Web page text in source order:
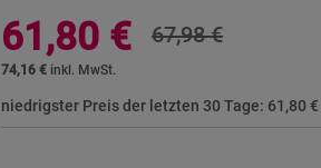
Sonderangebot
74,16 €
61,80 € 67,98 €
niedrigster Preis der letzten 30 Tage: 61,80 €